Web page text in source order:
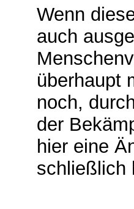
Wenn
auch
überhaupt
noch,
der
hier eine
schließlich